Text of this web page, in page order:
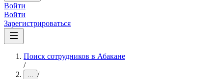
Войти
Войти
Зарегистрироваться
Поиск сотрудников в Абакане
/
... /